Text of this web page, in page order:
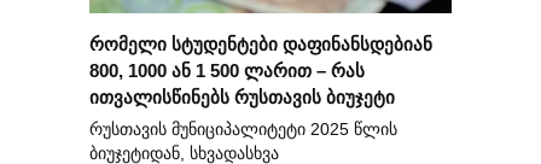
რომელი სტუდენტები დაფინანსდებიან
800, 1000 ან 1 500 ლარით – რას
ითვალისწინებს რუსთავის ბიუჯეტი
რუსთავის მუნიციპალიტეტი 2025 წლის
ბიუჯეტიდან, სხვადასხვა